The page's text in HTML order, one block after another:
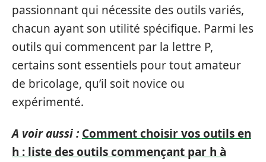
passionnant qui nécessite des outils variés,
chacun ayant son utilité spécifique. Parmi les
outils qui commencent par la lettre P,
certains sont essentiels pour tout amateur
de bricolage, qu’il soit novice ou
expérimenté.
A voir aussi : Comment choisir vos outils en
h : liste des outils commençant par h à